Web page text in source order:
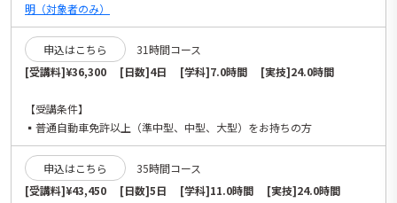
明（対象者のみ）
申込はこちら
31時間コース
[受講料]¥36,300 [日数]4日 [学科]7.0時間 [実技]24.0時間
【受講条件】
▪️普通自動車免許以上（準中型、中型、大型）をお持ちの方
申込はこちら
35時間コース
[受講料]¥43,450 [日数]5日 [学科]11.0時間 [実技]24.0時間